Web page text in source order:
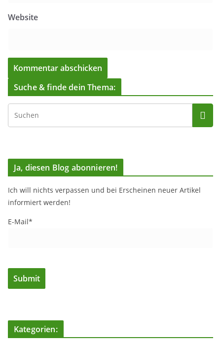
Website
Suche & finde dein Thema:
Ja, diesen Blog abonnieren!
Ich will nichts verpassen und bei Erscheinen neuer Artikel
informiert werden!
E-Mail*
Kategorien: